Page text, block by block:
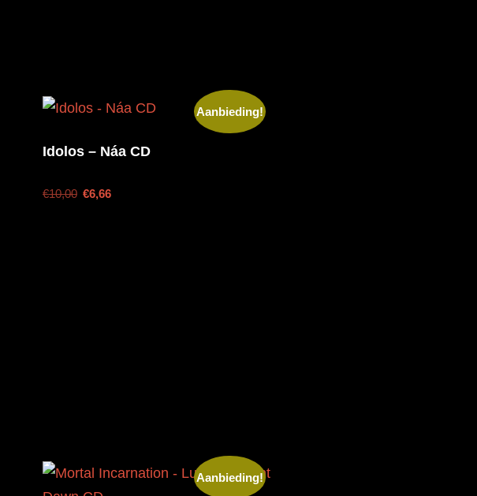
Aanbieding!
Idolos – N​á​a CD
€10,00 €6,66
Aanbieding!